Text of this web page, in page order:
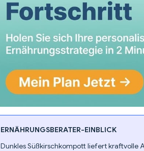
ERNÄHRUNGSBERATER-EINBLICK
Dunkles Süßkirschkompott liefert kraftvolle